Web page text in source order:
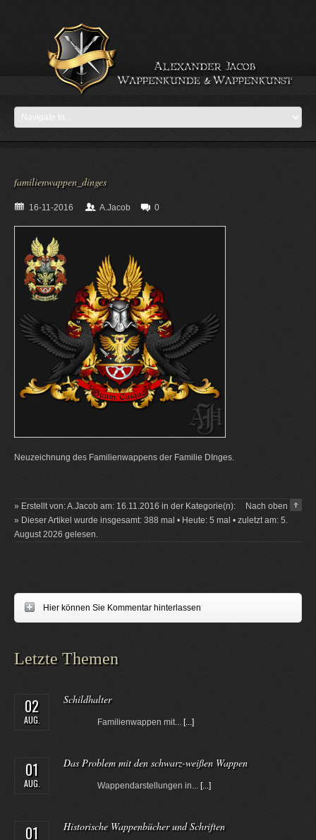
familienwappen_dinges
16-11-2016 A.Jacob 0
Neuzeichnung des Familienwappens der Familie DInges.
Nach oben
» Erstellt von: A.Jacob am: 16.11.2016 in der Kategorie(n):
» Dieser Artikel wurde insgesamt: 388 mal • Heute: 5 mal • zuletzt am: 5.
August 2026 gelesen.
Hier können Sie Kommentar hinterlassen
Letzte Themen
02
AUG.
Schildhalter
Familienwappen mit... [...]
01
AUG.
Das Problem mit den schwarz-weißen Wappen
Wappendarstellungen in... [...]
01 Historische Wappenbücher und Schriften